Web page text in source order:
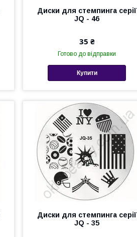
Диски для стемпинга серії
JQ - 46
35 ₴
Готово до відправки
Купити
Диски для стемпинга серії
JQ - 35